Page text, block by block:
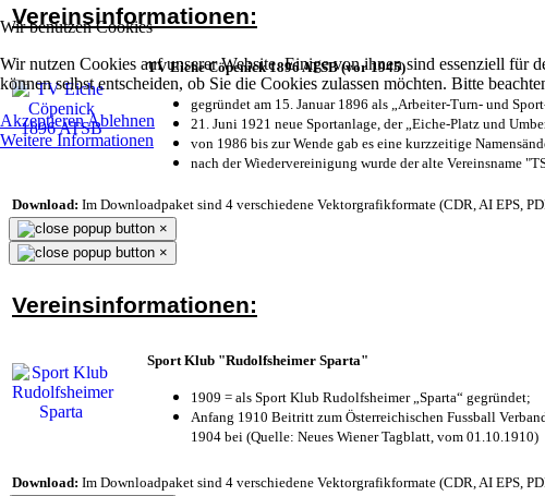
Wir benutzen Cookies
Wir nutzen Cookies auf unserer Website. Einige von ihnen sind essenziell für
können selbst entscheiden, ob Sie die Cookies zulassen möchten. Bitte
AkzeptierenAblehnen
Weitere Informationen
Vereinsinformationen:
TV Eiche Cöpenick 1896 ATSB (vor 1945)
gegründet am 15. Januar 1896 als „Arbeiter-Turn- und
21. Juni 1921 neue Sportanlage, der „Eiche-Platz und
von 1986 bis zur Wende gab es eine kurzzeitige
nach der Wiedervereinigung wurde der alte Vereinsname
Download: Im Downloadpaket sind 4 verschiedene Vektorgrafikformate (CDR, AI EPS,
×
×
Vereinsinformationen:
Sport Klub "Rudolfsheimer Sparta"
1909 = als Sport Klub Rudolfsheimer „Sparta“ gegründet;
Anfang 1910 Beitritt zum Österreichischen Fussball
1904 bei (Quelle: Neues Wiener Tagblatt, vom 01.10.1910)
Download: Im Downloadpaket sind 4 verschiedene Vektorgrafikformate (CDR, AI EPS,